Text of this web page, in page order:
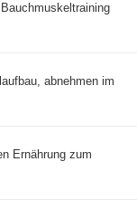
abnehmen im
Ernährung zum